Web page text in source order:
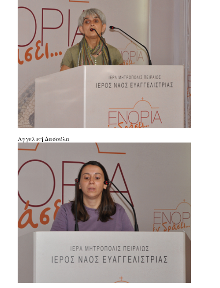
Αγγελική Δασούλα